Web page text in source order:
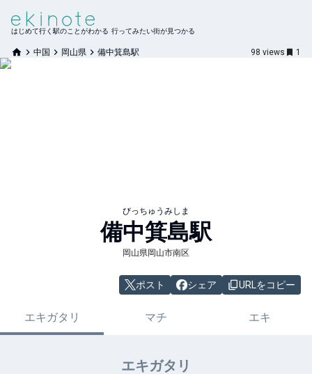
はじめて行く駅のことがわかる 行ってみたい街が見つかる
中国 岡山県 備中箕島駅 98 views 1
びっちゅうみしま
備中箕島駅
岡山県岡山市南区
ポスト シェア URLをコピー
エキガタリ マチ エキ
エキガタリ